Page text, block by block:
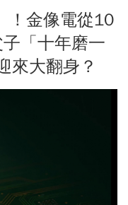
！金像電從10
「十年磨一
來大翻身？